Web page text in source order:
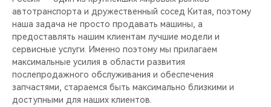
ВИДЕООБЗОРЫ
CHERY ДЛЯ ДЕТЕЙ
автотранспорта и дружественный сосед Китая, поэтому
наша задача не просто продавать машины, а
предоставлять нашим клиентам лучшие модели и
сервисные услуги. Именно поэтому мы прилагаем
максимальные усилия в области развития
послепродажного обслуживания и обеспечения
запчастями, стараемся быть максимально близкими и
доступными для наших клиентов.